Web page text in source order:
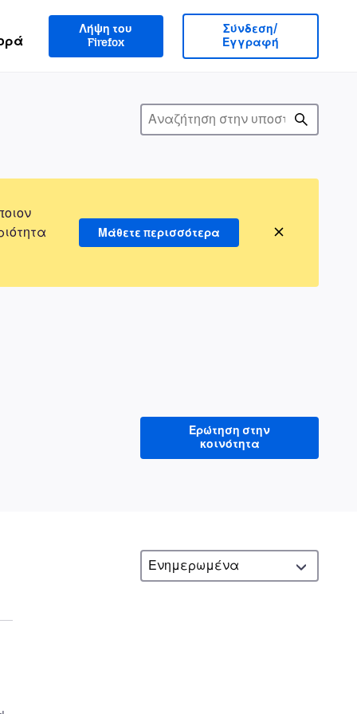
Λήψη του
Firefox
Σύνδεση/
Εγγραφή
Μάθετε περισσότερα
Ερώτηση στην
κοινότητα